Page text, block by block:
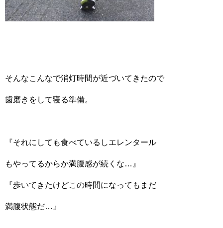
そんなこんなで消灯時間が近づいてきたので
歯磨きをして寝る準備。
『それにしても食べているしエレンタール
もやってるからか満腹感が続くな…』
『歩いてきたけどこの時間になってもまだ
満腹状態だ…』